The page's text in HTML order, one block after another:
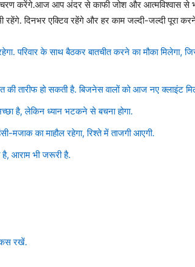
करेंगे.आज आप अंदर से काफी जोश और आत्मविश्वास से
दिनभर एक्टिव रहेंगे और हर काम जल्दी-जल्दी पूरा
परिवार के साथ बैठकर बातचीत करने का मौका मिलेगा,
तारीफ हो सकती है. बिजनेस वालों को आज नए क्लाइंट
है, लेकिन ध्यान भटकने से बचना होगा.
मजाक का माहौल रहेगा, रिश्ते में ताजगी आएगी.
है, आराम भी जरूरी है.
रखें.